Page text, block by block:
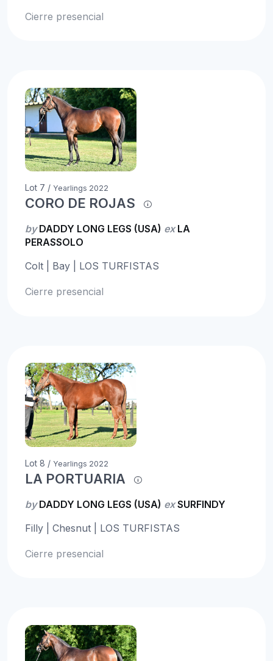
Cierre presencial
Lot 7 / Yearlings 2022
CORO DE ROJAS
byDADDY LONG LEGS (USA) exLA
PERASSOLO
Colt | Bay | LOS TURFISTAS
Cierre presencial
Lot 8 / Yearlings 2022
LA PORTUARIA
byDADDY LONG LEGS (USA) exSURFINDY
Filly | Chesnut | LOS TURFISTAS
Cierre presencial